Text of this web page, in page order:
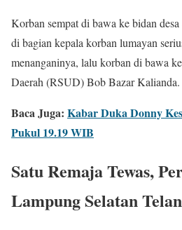
Korban sempat di bawa ke bidan
di bagian kepala korban lumayan
menanganinya, lalu korban di bawa
Daerah (RSUD) Bob Bazar Kalianda.
Baca Juga: Kabar Duka Donny
Pukul 19.19 WIB
Satu Remaja Tewas,
Lampung Selatan